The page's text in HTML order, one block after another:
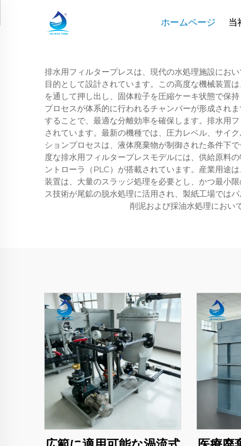
ホームページ 当
排水用フィルタープレスは、現代の水処理施設にお
目的として設計されています。この高度な機械装置
を通して押し出し、固体粒子を圧縮ケーキ状態で保
プロセスが体系的に行われるチャンバーが形成され
することで、最適な分離効率を確保します。排水用
されています。最新の機種では、圧力レベル、サイ
ションプロセスは、液体廃棄物が制御された条件下
度な排水用フィルタープレスモデルには、供給原料
ントローラ（PLC）が搭載されています。産業用途
装置は、大量のスラッジ処理を必要とし、かつ最小
ス技術が尾鉱の脱水処理に活用され、製紙工場では
削泥および採油水処理におい